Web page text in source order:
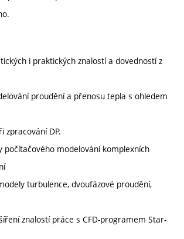
i praktických znalostí a dovedností z
proudění a přenosu tepla s ohledem
zpracování DP.
počítačového modelování komplexních
turbulence, dvoufázové proudění,
znalostí práce s CFD-programem Star-